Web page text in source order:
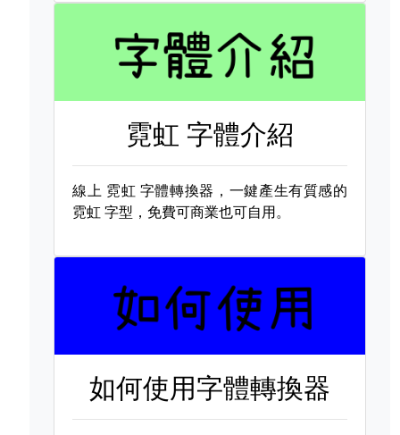
霓虹 字體介紹
線上 霓虹 字體轉換器，一鍵產生有質感的
霓虹 字型，免費可商業也可自用。
如何使用字體轉換器